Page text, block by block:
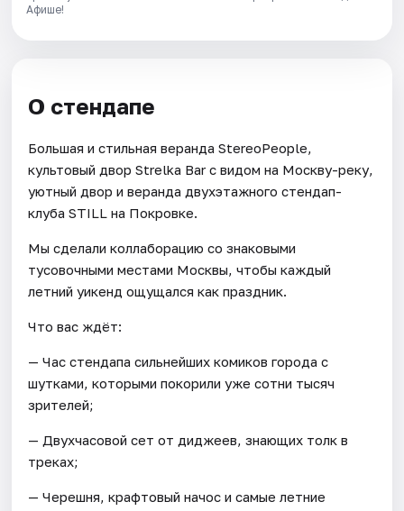
Афише!
О стендапе
Большая и стильная веранда StereoPeople,
культовый двор Strelka Bar с видом на Москву-реку,
уютный двор и веранда двухэтажного стендап-
клуба STILL на Покровке.
Мы сделали коллаборацию со знаковыми
тусовочными местами Москвы, чтобы каждый
летний уикенд ощущался как праздник.
Что вас ждёт:
— Час стендапа сильнейших комиков города с
шутками, которыми покорили уже сотни тысяч
зрителей;
— Двухчасовой сет от диджеев, знающих толк в
треках;
— Черешня, крафтовый начос и самые летние